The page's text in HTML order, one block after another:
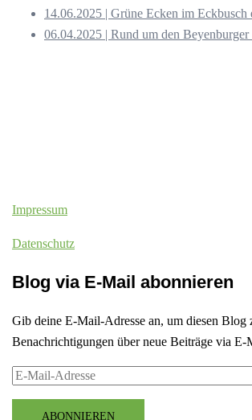
14.06.2025 | Grüne Ecken im Eckbusch
06.04.2025 | Rund um den Beyenburger
Impressum
Datenschutz
Blog via E-Mail abonnieren
Gib deine E-Mail-Adresse an, um diesen Blog
Benachrichtigungen über neue Beiträge via E-
E-
AdresseABONNIEREN